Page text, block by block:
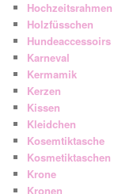
Hochzeitsrahmen
Holzfüsschen
Hundeaccessoirs
Karneval
Kermamik
Kerzen
Kissen
Kleidchen
Kosemtiktasche
Kosmetiktaschen
Krone
Kronen